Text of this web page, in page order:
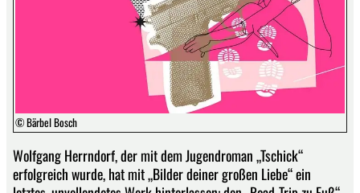
© Bärbel Bosch
Wolfgang Herrndorf, der mit dem Jugendroman „Tschick“
erfolgreich wurde, hat mit „Bilder deiner großen Liebe“ ein